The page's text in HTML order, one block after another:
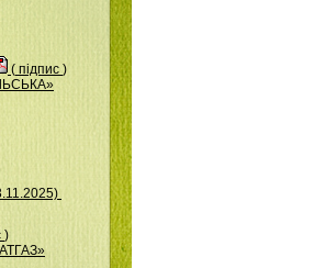
( підпис )
)